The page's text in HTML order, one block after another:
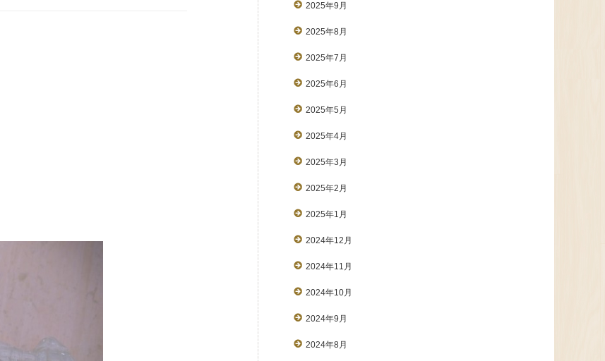
2025年9月
2025年8月
2025年7月
2025年6月
2025年5月
2025年4月
2025年3月
2025年2月
2025年1月
2024年12月
2024年11月
2024年10月
2024年9月
2024年8月